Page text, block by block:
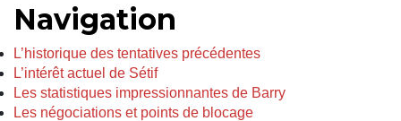
Navigation
L’historique des tentatives précédentes
L’intérêt actuel de Sétif
Les statistiques impressionnantes de Barry
Les négociations et points de blocage